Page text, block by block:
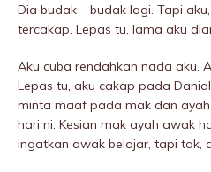
Dia budak – budak lagi. Tapi
tercakap. Lepas tu, lama aku
Aku cuba rendahkan nada aku.
Lepas tu, aku cakap pada
minta maaf pada mak dan
hari ni. Kesian mak ayah awak
ingatkan awak belajar, tapi tak,